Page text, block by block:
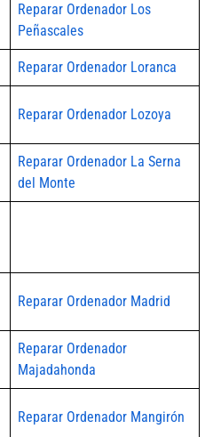
Reparar Ordenador Los
Peñascales
Reparar Ordenador Loranca
Reparar Ordenador Lozoya
Reparar Ordenador La Serna
del Monte
Reparar Ordenador Madrid
Reparar Ordenador
Majadahonda
Reparar Ordenador Mangirón